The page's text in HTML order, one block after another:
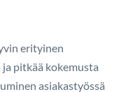
erityinen
pitkää kokemusta
asiakastyössä